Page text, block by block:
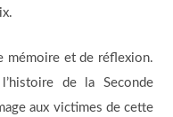
mémoire et de réflexion.
de la Seconde
aux victimes de cette